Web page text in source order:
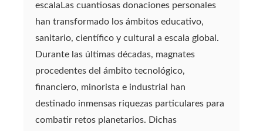
escalaLas cuantiosas donaciones personales
han transformado los ámbitos educativo,
sanitario, científico y cultural a escala global.
Durante las últimas décadas, magnates
procedentes del ámbito tecnológico,
financiero, minorista e industrial han
destinado inmensas riquezas particulares para
combatir retos planetarios. Dichas